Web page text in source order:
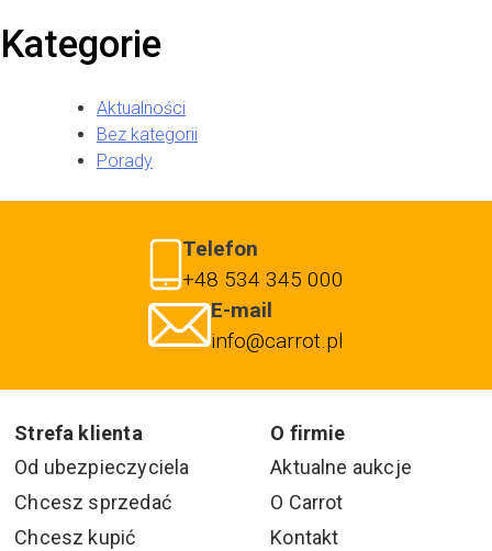
Kategorie
Aktualności
Bez kategorii
Porady
Telefon
+48 534 345 000
E-mail
info@carrot.pl
Strefa klienta
O firmie
Od ubezpieczyciela
Chcesz sprzedać
Chcesz kupić
Aktualne aukcje
O Carrot
Kontakt